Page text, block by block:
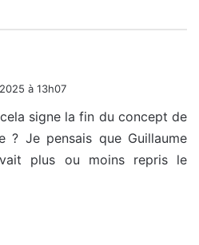
à 13h07
signe la fin du concept de
? Je pensais que Guillaume
plus ou moins repris le